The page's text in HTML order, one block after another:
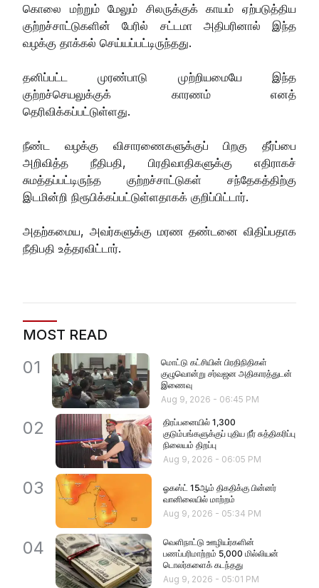
கொலை மற்றும் மேலும் சிலருக்குக் காயம் ஏற்படுத்திய
குற்றச்சாட்டுகளின் பேரில் சட்டமா அதிபரினால் இந்த
வழக்கு தாக்கல் செய்யப்பட்டிருந்தது.
தனிப்பட்ட முரண்பாடு முற்றியமையே இந்த
குற்றச்செயலுக்குக் காரணம் எனத்
தெரிவிக்கப்பட்டுள்ளது.
நீண்ட வழக்கு விசாரணைகளுக்குப் பிறகு தீர்ப்பை
அறிவித்த நீதிபதி, பிரதிவாதிகளுக்கு எதிராகச்
சுமத்தப்பட்டிருந்த குற்றச்சாட்டுகள் சந்தேகத்திற்கு
இடமின்றி நிரூபிக்கப்பட்டுள்ளதாகக் குறிப்பிட்டார்.
அதற்கமைய, அவர்களுக்கு மரண தண்டனை விதிப்பதாக
நீதிபதி உத்தரவிட்டார்.
MOST READ
01
மொட்டு கட்சியின் பிரதிநிதிகள்
குழுவொன்று சர்வஜன அதிகாரத்துடன்
இணைவு
Aug 9, 2026 - 06:45 PM
02
திரப்பனையில் 1,300
குடும்பங்களுக்குப் புதிய நீர் சுத்திகரிப்பு
நிலையம் திறப்பு
Aug 9, 2026 - 06:05 PM
03
ஓகஸ்ட் 15ஆம் திகதிக்கு பின்னர்
வானிலையில் மாற்றம்
Aug 9, 2026 - 05:34 PM
04
வெளிநாட்டு ஊழியர்களின்
பணப்பரிமாற்றம் 5,000 மில்லியன்
டொலர்களைக் கடந்தது
Aug 9, 2026 - 05:01 PM